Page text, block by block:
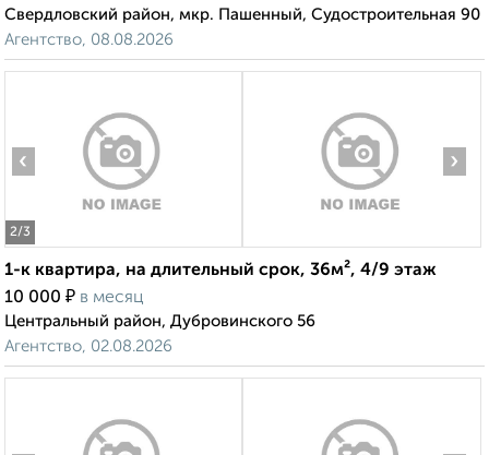
Свердловский район, мкр. Пашенный, Судостроительная 90
Агентство, 08.08.2026
2/3
‹ ›
1-к квартира, на длительный срок, 36м², 4/9 этаж
10 000 ₽ в месяц
Центральный район, Дубровинского 56
Агентство, 02.08.2026